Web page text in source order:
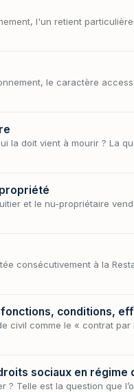
l'un retient
le caractère
la doit vient à mourir ? La
et le nu-propriétaire
consécutivement à la
conditions,
civil comme le « contrat
sociaux en régime
? Telle est la question que